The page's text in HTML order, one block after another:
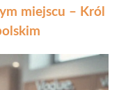
miejscu – Król